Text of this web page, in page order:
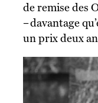
de remise des
– davantage
un prix deux